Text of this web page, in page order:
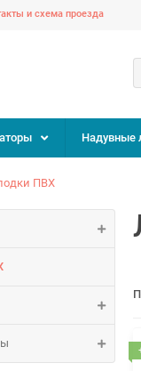
и схема проезда
Надувные
ПВХ